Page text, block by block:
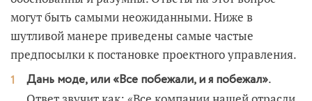
могут быть самыми неожиданными. Ниже в
шутливой манере приведены самые частые
предпосылки к постановке проектного управления.
Дань моде, или «Все побежали, и я побежал».